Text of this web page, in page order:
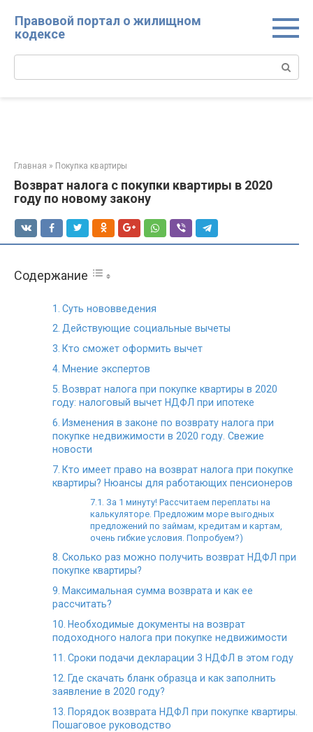
контенту
Правовой портал о жилищном
кодексе
Поиск:
Главная » Покупка квартиры
Возврат налога с покупки квартиры в 2020
году по новому закону
Содержание
Суть нововведения
Действующие социальные вычеты
Кто сможет оформить вычет
Мнение экспертов
Возврат налога при покупке квартиры в 2020
году: налоговый вычет НДФЛ при ипотеке
Изменения в законе по возврату налога при
покупке недвижимости в 2020 году. Свежие
новости
Кто имеет право на возврат налога при покупке
квартиры? Нюансы для работающих пенсионеров
За 1 минуту! Рассчитаем переплаты на
калькуляторе. Предложим море выгодных
предложений по займам, кредитам и картам,
очень гибкие условия. Попробуем?)
Сколько раз можно получить возврат НДФЛ при
покупке квартиры?
Максимальная сумма возврата и как ее
рассчитать?
Необходимые документы на возврат
подоходного налога при покупке недвижимости
Сроки подачи декларации 3 НДФЛ в этом году
Где скачать бланк образца и как заполнить
заявление в 2020 году?
Порядок возврата НДФЛ при покупке квартиры.
Пошаговое руководство